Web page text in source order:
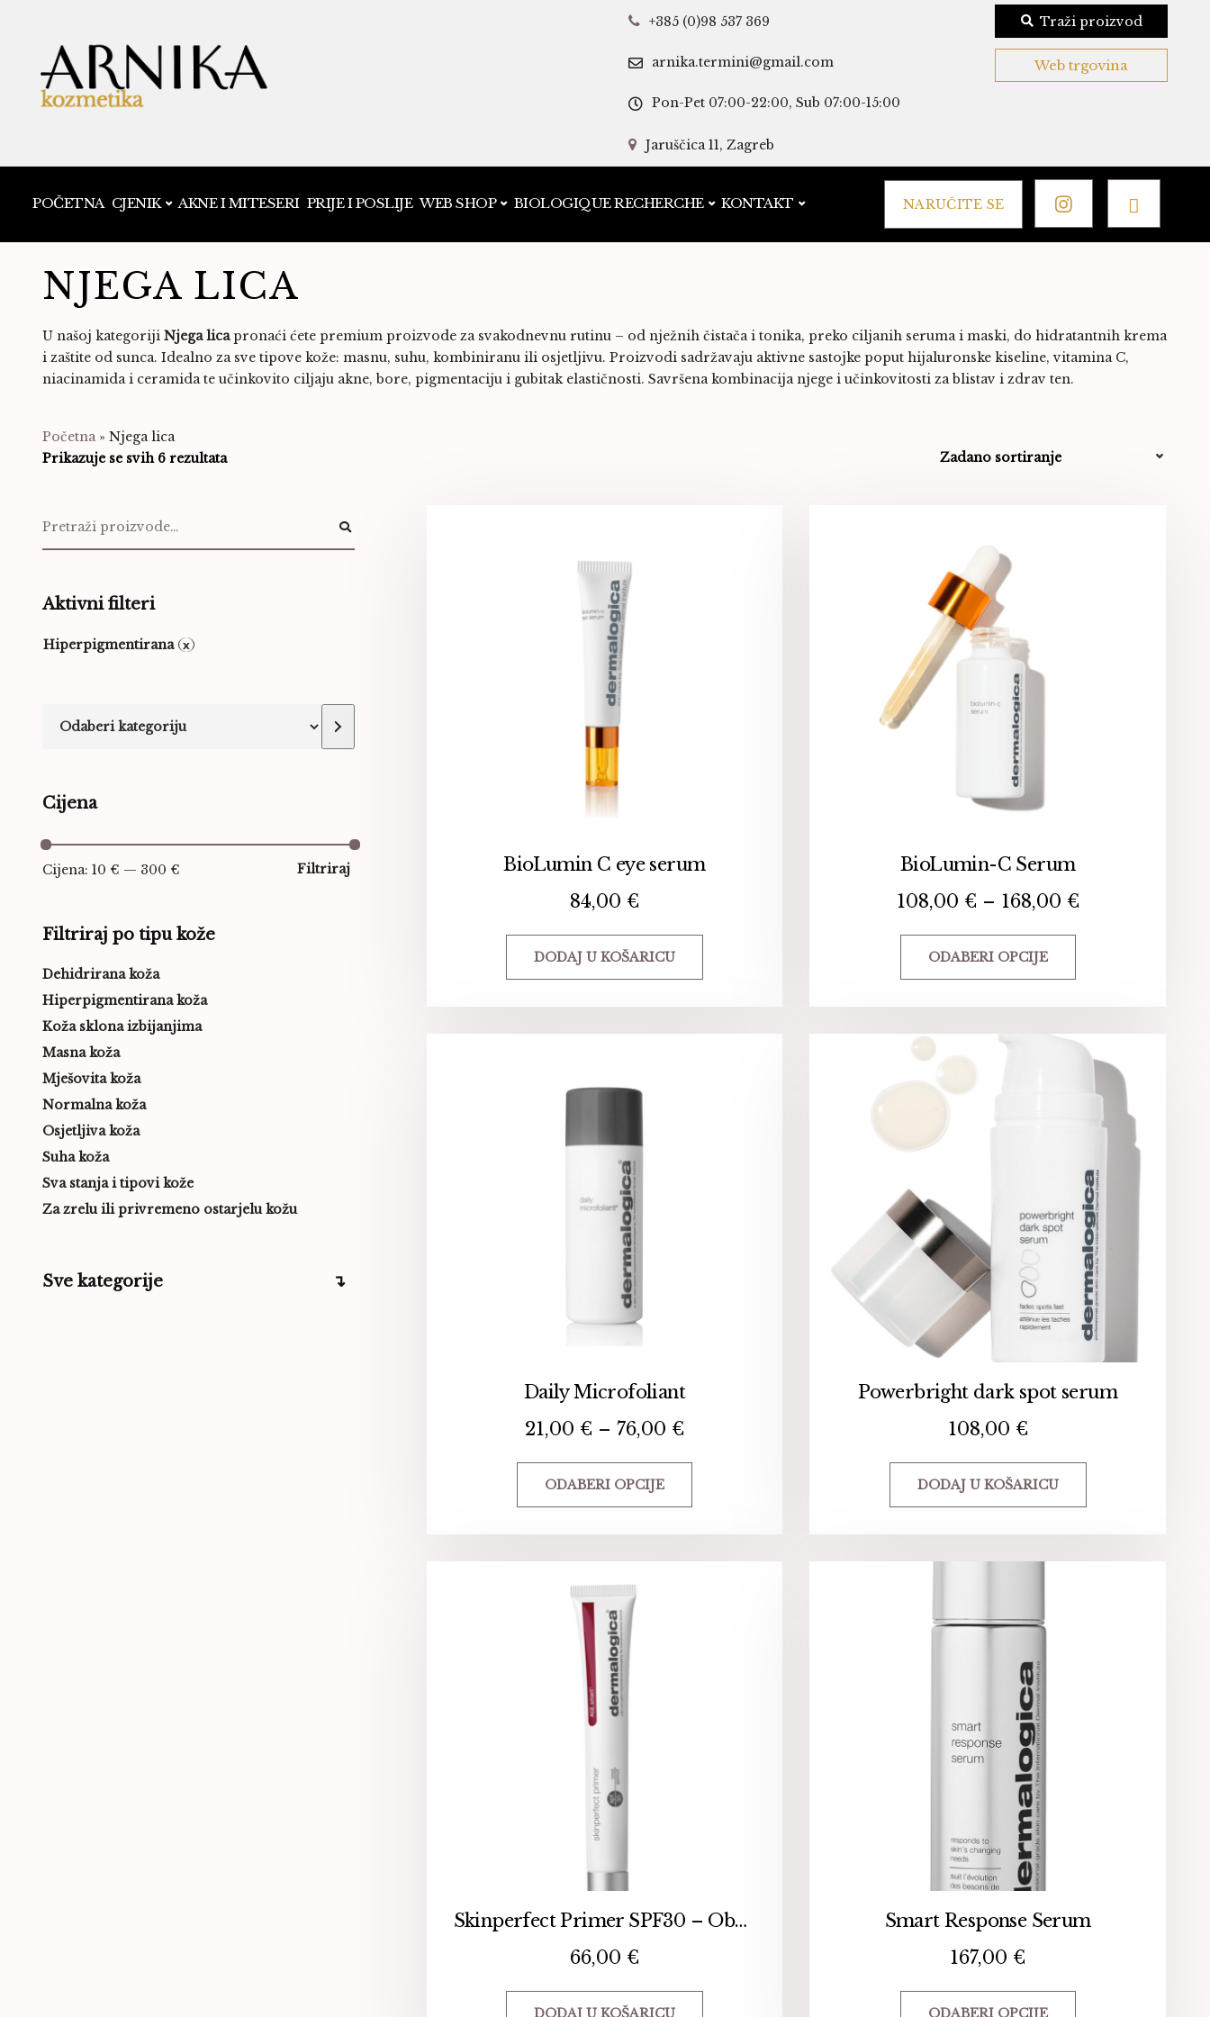
+385 (0)98 537 369
arnika.termini@gmail.com
Pon-Pet 07:00-22:00, Sub 07:00-15:00
Jaruščica 11, Zagreb
Traži proizvod
Web trgovina
POČETNA CJENIK AKNE I MITESERI PRIJE I POSLIJE WEB SHOP BIOLOGIQUE RECHERCHE KONTAKT NARUČITE SE
NJEGA LICA
U našoj kategoriji Njega licapronaći ćete premium proizvode za svakodnevnu rutinu – od nježnih čistača i tonika, preko ciljanih seruma i maski, do hidratantnih krema
i zaštite od sunca. Idealno za sve tipove kože: masnu, suhu, kombiniranu ili osjetljivu. Proizvodi sadržavaju aktivne sastojke poput hijaluronske kiseline, vitamina C,
niacinamida i ceramida te učinkovito ciljaju akne, bore, pigmentaciju i gubitak elastičnosti. Savršena kombinacija njege i učinkovitosti za blistav i zdrav ten.
Početna» Njega lica
Prikazuje se svih 6 rezultata
Aktivni filteri
Hiperpigmentirana
Cijena
Filtriraj
Cijena: 10 € — 300 €
Filtriraj po tipu kože
Dehidrirana koža
Hiperpigmentirana koža
Koža sklona izbijanjima
Masna koža
Mješovita koža
Normalna koža
Osjetljiva koža
Suha koža
Sva stanja i tipovi kože
Za zrelu ili privremeno ostarjelu kožu
Sve kategorije
BioLumin C eye serum
84,00 €
DODAJ U KOŠARICU
BioLumin-C Serum
108,00 € – 168,00 €
ODABERI OPCIJE
Daily Microfoliant
21,00 € – 76,00 €
ODABERI OPCIJE
Powerbright dark spot serum
108,00 €
DODAJ U KOŠARICU
Skinperfect Primer SPF30 – Obojana podloga za make-up
66,00 €
DODAJ U KOŠARICU
Smart Response Serum
167,00 €
ODABERI OPCIJE